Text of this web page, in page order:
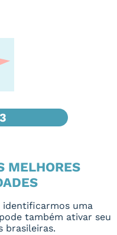
MELHORES
identificarmos uma
também ativar seu
brasileiras.